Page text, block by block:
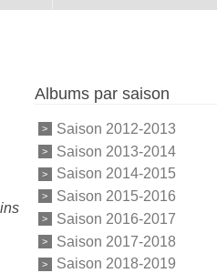
Albums par saison
Saison 2012-2013
Saison 2013-2014
Saison 2014-2015
Saison 2015-2016
Saison 2016-2017
Saison 2017-2018
Saison 2018-2019